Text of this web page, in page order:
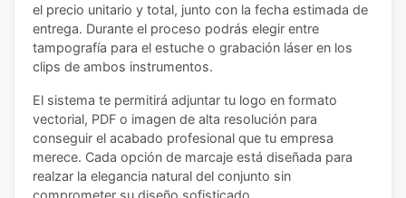
el precio unitario y total, junto con la fecha estimada de
entrega. Durante el proceso podrás elegir entre
tampografía para el estuche o grabación láser en los
clips de ambos instrumentos.
El sistema te permitirá adjuntar tu logo en formato
vectorial, PDF o imagen de alta resolución para
conseguir el acabado profesional que tu empresa
merece. Cada opción de marcaje está diseñada para
realzar la elegancia natural del conjunto sin